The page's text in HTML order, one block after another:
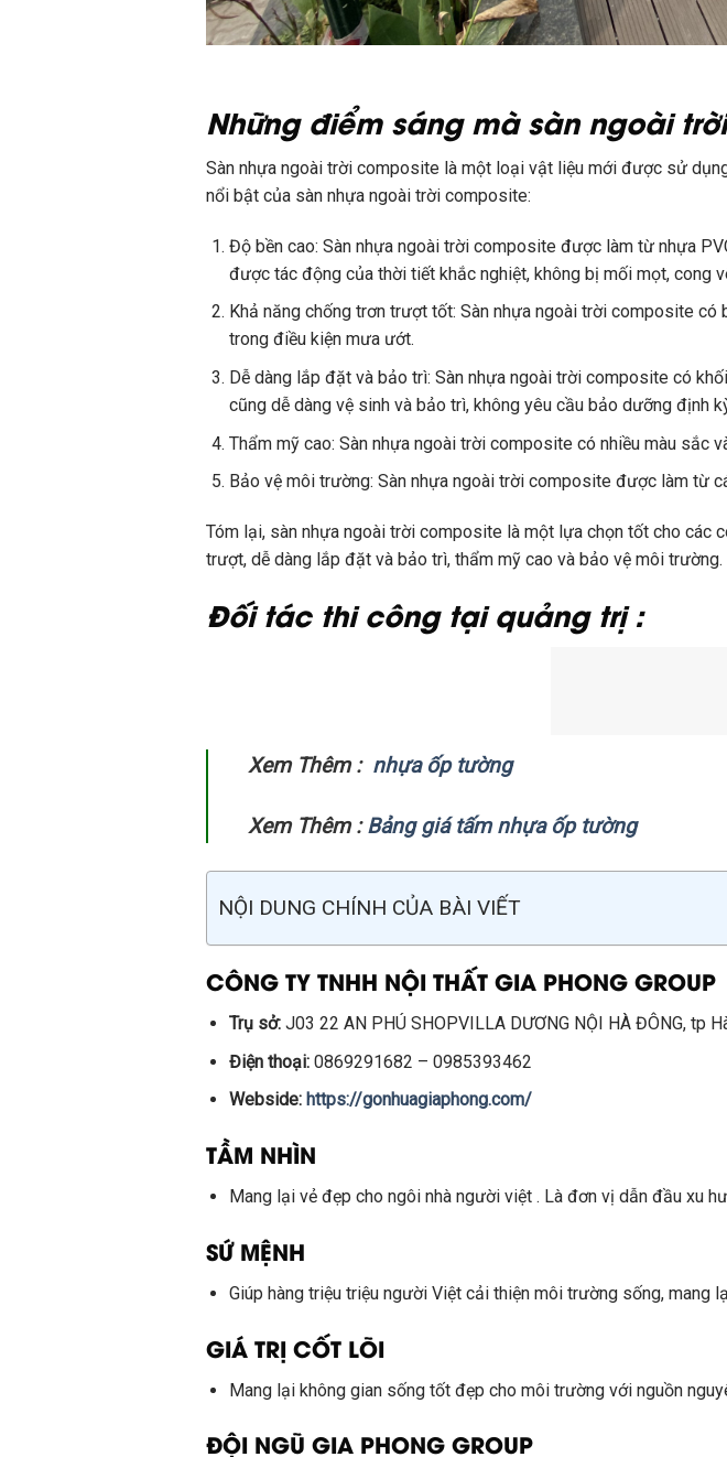
Những điểm sáng mà sàn ngoài
Sàn nhựa ngoài trời composite là một loại vật liệu mới được sử
nổi bật của sàn nhựa ngoài trời composite:
Độ bền cao: Sàn nhựa ngoài trời composite được làm từ nhựa
được tác động của thời tiết khắc nghiệt, không bị mối mọt, cong
Khả năng chống trơn trượt tốt: Sàn nhựa ngoài trời composite
trong điều kiện mưa ướt.
Dễ dàng lắp đặt và bảo trì: Sàn nhựa ngoài trời composite có
cũng dễ dàng vệ sinh và bảo trì, không yêu cầu bảo dưỡng định
Thẩm mỹ cao: Sàn nhựa ngoài trời composite có nhiều màu sắc
Bảo vệ môi trường: Sàn nhựa ngoài trời composite được làm từ
Tóm lại, sàn nhựa ngoài trời composite là một lựa chọn tốt cho các
trượt, dễ dàng lắp đặt và bảo trì, thẩm mỹ cao và bảo vệ môi trường.
Đối tác thi công tại quảng trị :
Xem Thêm : nhựa ốp tường
Xem Thêm :Bảng giá tấm nhựa ốp tường
NỘI DUNG CHÍNH CỦA BÀI VIẾT
CÔNG TY TNHH NỘI THẤT GIA PHONG GROUP
Trụ sở:J03 22 AN PHÚ SHOPVILLA DƯƠNG NỘI HÀ ĐÔNG, tp
Điện thoại:0869291682 – 0985393462
Webside: https://gonhuagiaphong.com/
TẦM NHÌN
Mang lại vẻ đẹp cho ngôi nhà người việt . Là đơn vị dẫn đầu xu
SỨ MỆNH
Giúp hàng triệu triệu người Việt cải thiện môi trường sống, mang
GIÁ TRỊ CỐT LÕI
Mang lại không gian sống tốt đẹp cho môi trường với nguồn
ĐỘI NGŨ GIA PHONG GROUP